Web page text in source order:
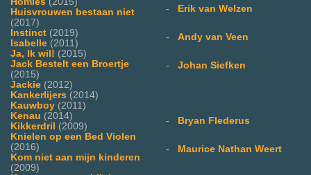
Huisvrouwen bestaan niet
(2017)
Instinct (2019)
Isabelle (2011)
Ja, Ik wil! (2015)
Jack Bestelt een Broertje
(2015)
Jackie (2012)
Kankerlijers (2014)
Kauwboy (2011)
Kenau (2014)
Kikkerdril (2009)
Knielen op een Bed Violen
(2016)
Kom niet aan mijn kinderen
(2009)
- Erik van Welzen
- Andy van Veen
- Johan Siefken
- Bryan Flederus
- Maurice Nathan Weert